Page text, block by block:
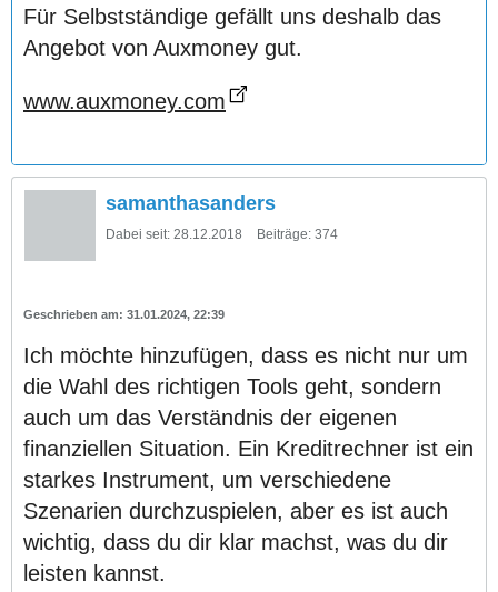
Für Selbstständige gefällt uns deshalb das
Angebot von Auxmoney gut.
www.auxmoney.com
samanthasanders
Dabei seit: 28.12.2018 Beiträge: 374
31.01.2024, 22:39
Ich möchte hinzufügen, dass es nicht nur um
die Wahl des richtigen Tools geht, sondern
auch um das Verständnis der eigenen
finanziellen Situation. Ein Kreditrechner ist ein
starkes Instrument, um verschiedene
Szenarien durchzuspielen, aber es ist auch
wichtig, dass du dir klar machst, was du dir
leisten kannst.